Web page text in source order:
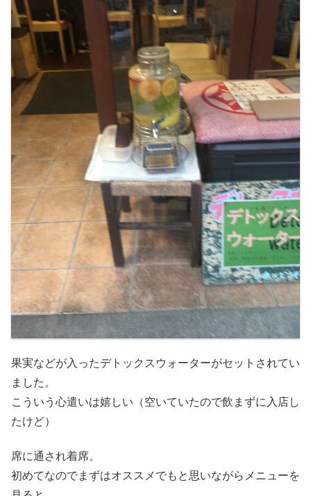
果実などが入ったデトックスウォーターがセットされてい
ました。
こういう心遣いは嬉しい（空いていたので飲まずに入店し
たけど）
席に通され着席。
初めてなのでまずはオススメでもと思いながらメニューを